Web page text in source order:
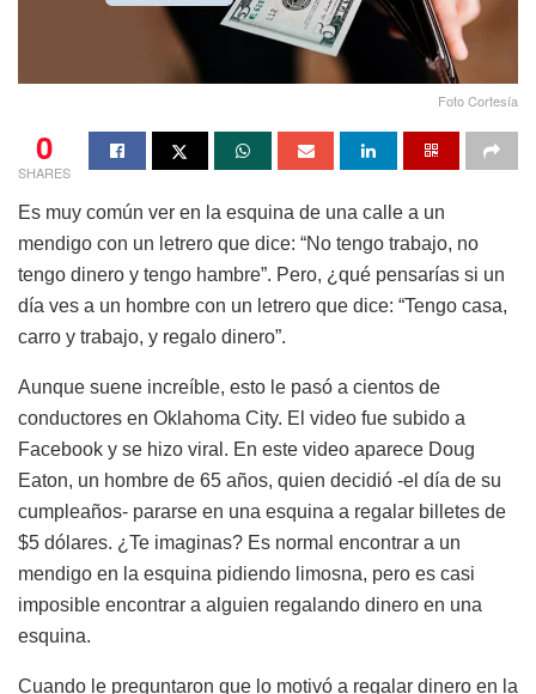
Foto Cortesía
0
SHARES
Es muy común ver en la esquina de una calle a un
mendigo con un letrero que dice: “No tengo trabajo, no
tengo dinero y tengo hambre”. Pero, ¿qué pensarías si un
día ves a un hombre con un letrero que dice: “Tengo casa,
carro y trabajo, y regalo dinero”.
Aunque suene increíble, esto le pasó a cientos de
conductores en Oklahoma City. El video fue subido a
Facebook y se hizo viral. En este video aparece Doug
Eaton, un hombre de 65 años, quien decidió -el día de su
cumpleaños- pararse en una esquina a regalar billetes de
$5 dólares. ¿Te imaginas? Es normal encontrar a un
mendigo en la esquina pidiendo limosna, pero es casi
imposible encontrar a alguien regalando dinero en una
esquina.
Cuando le preguntaron que lo motivó a regalar dinero en la